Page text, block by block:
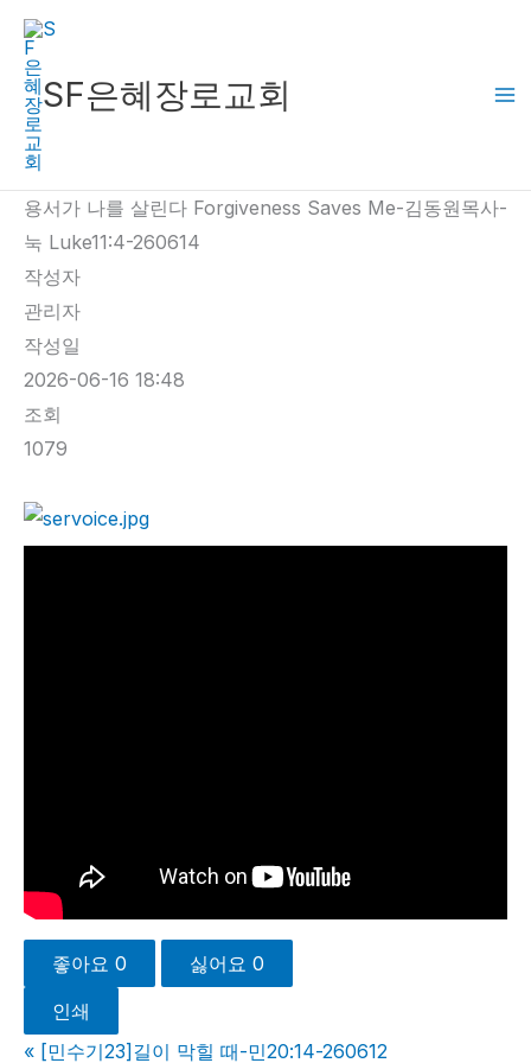
너
SF은혜장로교회
용서가 나를 살린다 Forgiveness Saves Me-김동원목사-
눅 Luke11:4-260614
작성자
관리자
작성일
2026-06-16 18:48
조회
1079
좋아요 0 싫어요 0
인쇄
« [민수기23]길이 막힐 때-민20:14-260612